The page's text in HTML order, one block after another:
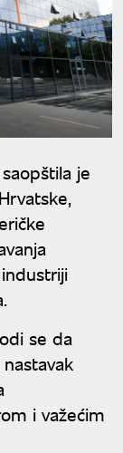
saopštila je
se da
i važećim